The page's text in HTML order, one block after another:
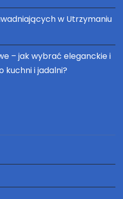
w Utrzymaniu
– jak wybrać eleganckie i
kuchni i jadalni?